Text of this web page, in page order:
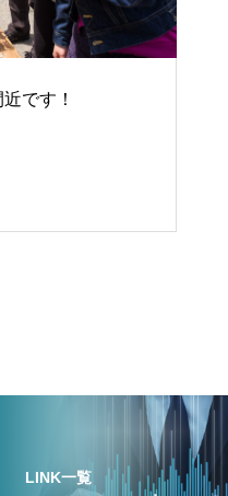
です！
LINK一覧